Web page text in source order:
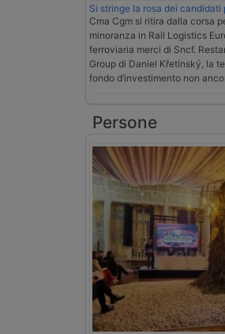
Si stringe la rosa dei candidati
Cma Cgm si ritira dalla corsa
minoranza in Rail Logistics
ferroviaria merci di Sncf.
Group di Daniel Křetínský, la
fondo d’investimento non
Persone